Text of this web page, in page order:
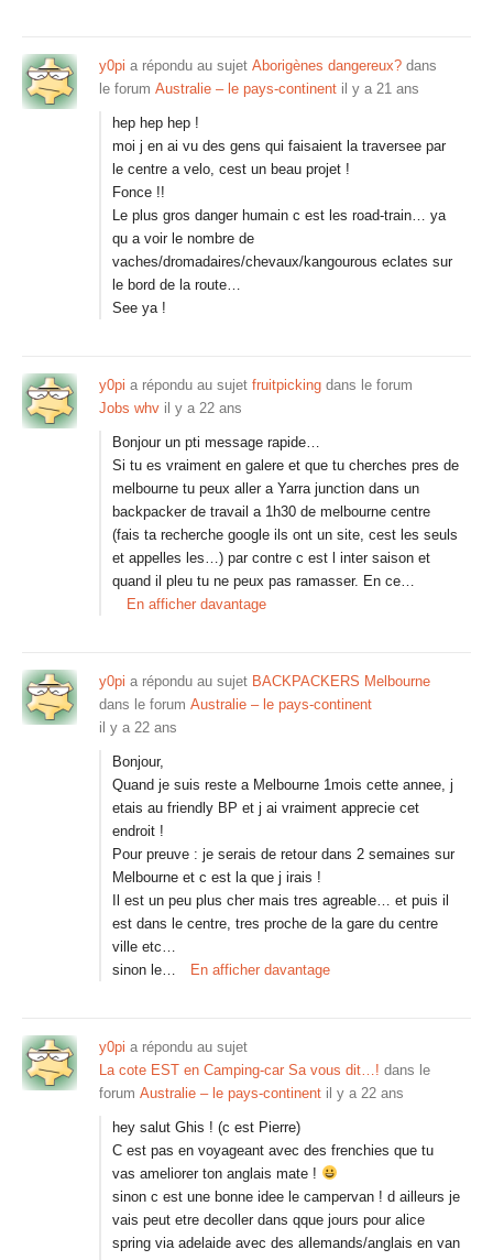
y0pi a répondu au sujet Aborigènes dangereux? dans
le forum Australie – le pays-continent il y a 21 ans
hep hep hep !
moi j en ai vu des gens qui faisaient la traversee par
le centre a velo, cest un beau projet !
Fonce !!
Le plus gros danger humain c est les road-train… ya
qu a voir le nombre de
vaches/dromadaires/chevaux/kangourous eclates sur
le bord de la route…
See ya !
y0pi a répondu au sujet fruitpicking dans le forum
Jobs whv il y a 22 ans
Bonjour un pti message rapide…
Si tu es vraiment en galere et que tu cherches pres de
melbourne tu peux aller a Yarra junction dans un
backpacker de travail a 1h30 de melbourne centre
(fais ta recherche google ils ont un site, cest les seuls
et appelles les…) par contre c est l inter saison et
quand il pleu tu ne peux pas ramasser. En ce…
En afficher davantage
y0pi a répondu au sujet BACKPACKERS Melbourne
dans le forum Australie – le pays-continent
il y a 22 ans
Bonjour,
Quand je suis reste a Melbourne 1mois cette annee, j
etais au friendly BP et j ai vraiment apprecie cet
endroit !
Pour preuve : je serais de retour dans 2 semaines sur
Melbourne et c est la que j irais !
Il est un peu plus cher mais tres agreable… et puis il
est dans le centre, tres proche de la gare du centre
ville etc…
sinon le…
En afficher davantage
y0pi a répondu au sujet
La cote EST en Camping-car Sa vous dit…! dans le
forum Australie – le pays-continent il y a 22 ans
hey salut Ghis ! (c est Pierre)
C est pas en voyageant avec des frenchies que tu
vas ameliorer ton anglais mate !
sinon c est une bonne idee le campervan ! d ailleurs je
vais peut etre decoller dans qque jours pour alice
spring via adelaide avec des allemands/anglais en van